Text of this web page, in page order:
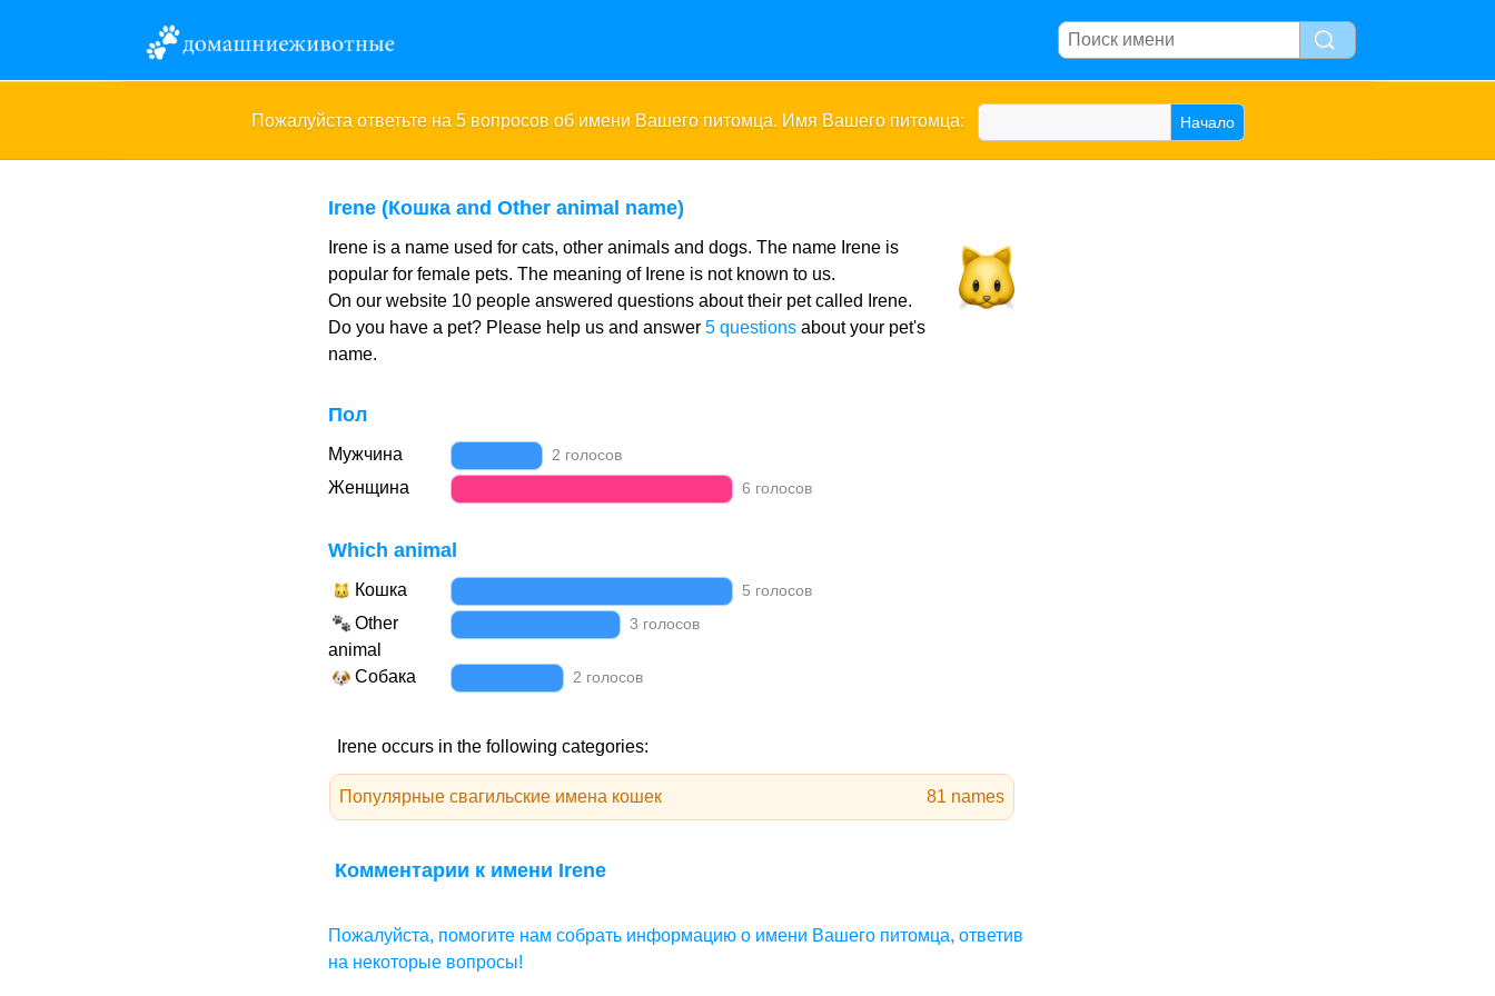
Пожалуйста ответьте на 5 вопросов об имени Вашего питомца. Имя Вашего питомца:
Irene (Кошка and Other animal name)
Irene is a name used for cats, other animals and dogs. The name Irene is
popular for female pets. The meaning of Irene is not known to us.
On our website 10 people answered questions about their pet called Irene.
Do you have a pet? Please help us and answer 5 questionsabout your pet's
name.
Пол
Мужчина 2 голосов
Женщина 6 голосов
Which animal
Кошка 5 голосов
Other
animal
3 голосов
Собака 2 голосов
Irene occurs in the following categories:
Популярные свагильские имена кошек 81 names
Комментарии к имени Irene
Пожалуйста, помогите нам собрать информацию о имени Вашего питомца, ответив
на некоторые вопросы!